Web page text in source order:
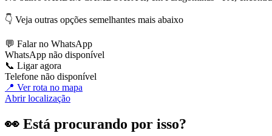
👇 Veja outras opções semelhantes mais abaixo
💬 Falar no WhatsApp
WhatsApp não disponível
📞 Ligar agora
Telefone não disponível
📍 Ver rota no mapa
Abrir localização
👀 Está procurando por isso?